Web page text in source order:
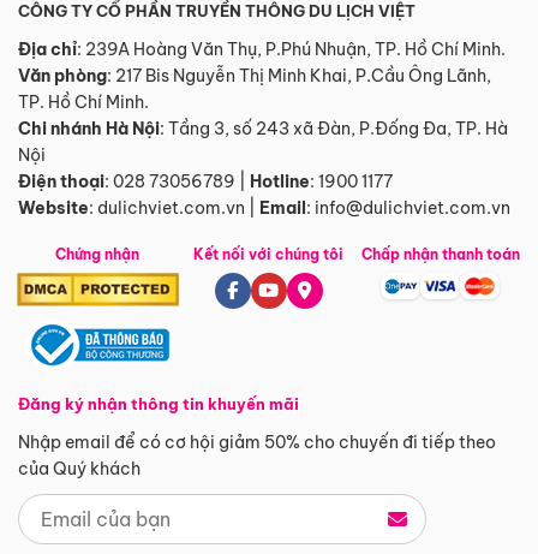
CÔNG TY CỔ PHẦN TRUYỀN THÔNG DU LỊCH VIỆT
Địa chỉ: 239A Hoàng Văn Thụ, P.Phú Nhuận, TP. Hồ Chí Minh.
Văn phòng: 217 Bis Nguyễn Thị Minh Khai, P.Cầu Ông Lãnh,
TP. Hồ Chí Minh.
Chi nhánh Hà Nội: Tầng 3, số 243 xã Đàn, P.Đống Đa, TP. Hà
Nội
Điện thoại: 028 73056789 Hotline: 1900 1177
Website: dulichviet.com.vn Email: info@dulichviet.com.vn
Chứng nhận
Đăng ký nhận thông tin khuyến mãi
Nhập email để có cơ hội giảm 50% cho chuyến đi tiếp theo
của Quý khách
Kết nối với chúng tôi Chấp nhận thanh toán